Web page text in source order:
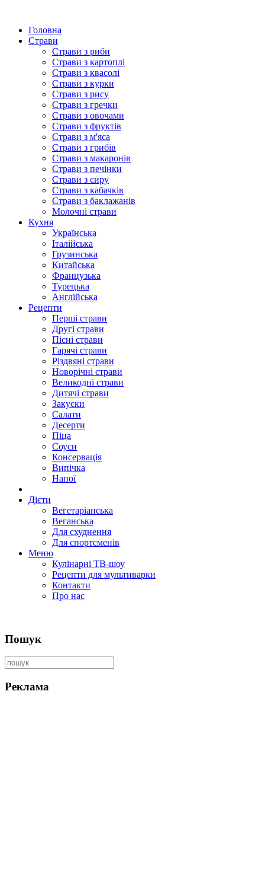
Головна
Страви
Страви з риби
Страви з картоплі
Страви з квасолі
Страви з курки
Страви з рису
Страви з гречки
Страви з овочами
Страви з фруктів
Страви з м'яса
Страви з грибів
Страви з макаронів
Страви з печінки
Страви з сиру
Страви з кабачків
Страви з баклажанів
Молочні страви
Кухня
Українська
Італійська
Грузинська
Китайська
Французька
Турецька
Англійська
Рецепти
Перші страви
Другі страви
Пісні страви
Гарячі страви
Різдвяні страви
Новорічні страви
Великодні страви
Дитячі страви
Закуски
Салати
Десерти
Піца
Соуси
Консервація
Випічка
Напої
Дієти
Вегетаріанська
Веганська
Для схуднення
Для спортсменів
Меню
Кулінарні ТВ-шоу
Рецепти для мультиварки
Контакти
Про нас
Пошук
Реклама